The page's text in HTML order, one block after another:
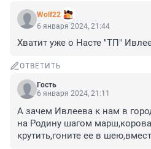
Wolf22
6 января 2024, 21:44
Хватит уже о Насте "ТП"
ОТВЕТИТЬ
Гость
6 января 2024, 21:11
А зачем Ивлеева к нам в
на Родину шагом
крутить,гоните ее в